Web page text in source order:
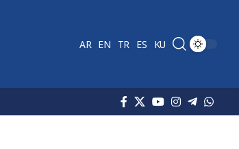
AR EN TR ES KU